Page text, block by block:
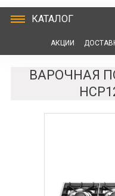
КАТАЛОГ
АКЦИИ
ВАРОЧНАЯ